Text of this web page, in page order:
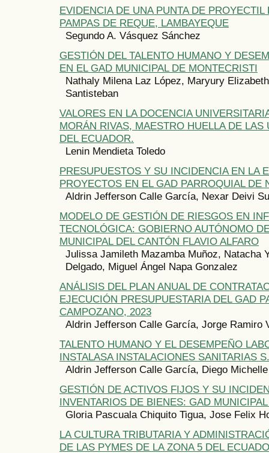
EVIDENCIA DE UNA PUNTA DE PROYECTIL
PAMPAS DE REQUE, LAMBAYEQUE
Segundo A. Vásquez Sánchez
GESTIÓN DEL TALENTO HUMANO Y
EN EL GAD MUNICIPAL DE MONTECRISTI
Nathaly Milena Laz López, Maryury
Santisteban
VALORES EN LA DOCENCIA
MORÁN RIVAS, MAESTRO HUELLA DE LAS
DEL ECUADOR.
Lenin Mendieta Toledo
PRESUPUESTOS Y SU INCIDENCIA EN LA
PROYECTOS EN EL GAD PARROQUIAL DE
Aldrin Jefferson Calle García, Nexar Deivi
MODELO DE GESTIÓN DE RIESGOS EN
TECNOLÓGICA: GOBIERNO AUTÓNOMO
MUNICIPAL DEL CANTÓN FLAVIO ALFARO
Julissa Jamileth Mazamba Muñoz, Natacha
Delgado, Miguel Ángel Napa Gonzalez
ANÁLISIS DEL PLAN ANUAL DE
EJECUCIÓN PRESUPUESTARIA DEL GAD
CAMPOZANO, 2023
Aldrin Jefferson Calle García, Jorge Ramiro
TALENTO HUMANO Y EL DESEMPEÑO
INSTALASA INSTALACIONES SANITARIAS
Aldrin Jefferson Calle García, Diego
GESTIÓN DE ACTIVOS FIJOS Y SU
INVENTARIOS DE BIENES: GAD
Gloria Pascuala Chiquito Tigua, Jose Felix
LA CULTURA TRIBUTARIA Y
DE LAS PYMES DE LA ZONA 5 DEL